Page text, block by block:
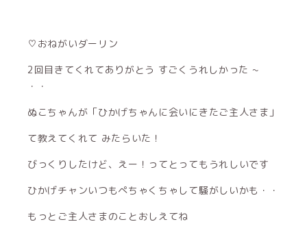
♡おねがいダーリン
2回目きてくれてありがとう すごくうれしかった ~
・・
ぬこちゃんが「ひかげちゃんに会いにきたご主人さま」
て教えてくれて みたらいた！
びっくりしたけど、えー！ってとってもうれしいです
ひかげチャンいつもぺちゃくちゃして騒がしいかも・・
もっとご主人さまのことおしえてね